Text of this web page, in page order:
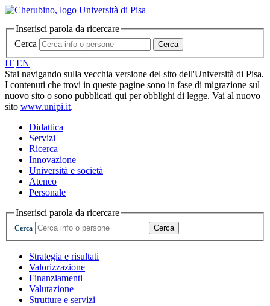
Inserisci parola da ricercare
Cerca
Cerca
IT EN
Stai navigando sulla vecchia versione del sito dell'Università di Pisa.
I contenuti che trovi in queste pagine sono in fase di migrazione sul
nuovo sito o sono pubblicati qui per obblighi di legge. Vai al nuovo
sito www.unipi.it.
Didattica
Servizi
Ricerca
Innovazione
Università e società
Ateneo
Personale
Inserisci parola da ricercare
Cerca Cerca
Strategia e risultati
Valorizzazione
Finanziamenti
Valutazione
Strutture e servizi